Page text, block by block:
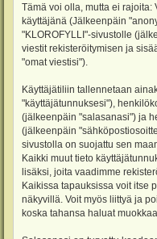
Tämä voi olla, mutta ei
käyttäjänä (Jälkeenpäin
"KLOROFYLLI"-sivustolle
viestit rekisteröitymisen ja
"omat viestisi").
Käyttäjätiliin tallennetaan
"käyttäjätunnuksesi"),
(jälkeenpäin "salasanasi") ja
(jälkeenpäin
sivustolla on suojattu sen
Kaikki muut tieto
lisäksi, joita vaadimme
Kaikissa tapauksissa voit itse
näkyvillä. Voit myös liittyä ja
koska tahansa haluat